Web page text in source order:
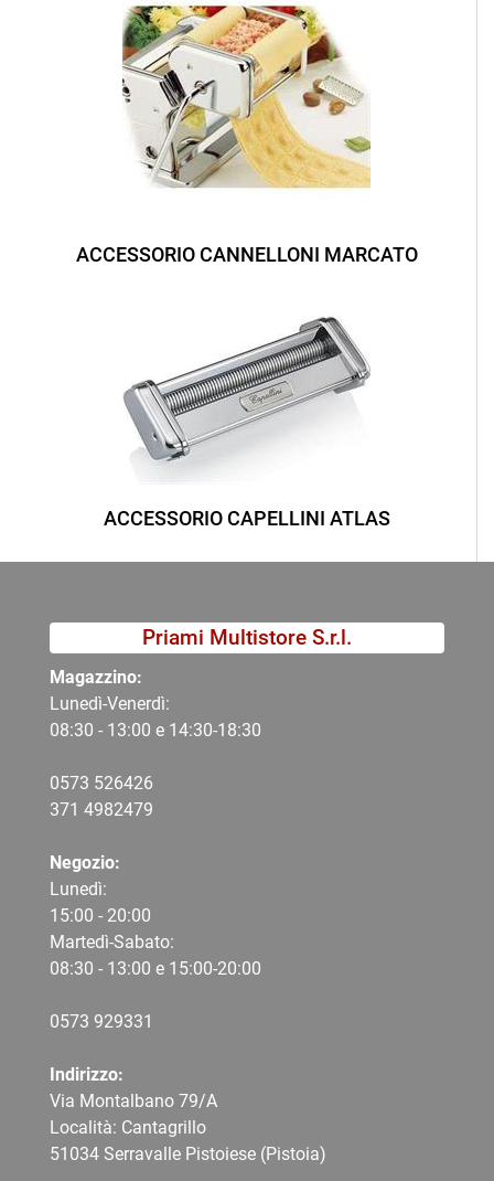
ACCESSORIO CANNELLONI MARCATO
ACCESSORIO CAPELLINI ATLAS
Priami Multistore S.r.l.
Magazzino:
Lunedì-Venerdì:
08:30 - 13:00 e 14:30-18:30
0573 526426
371 4982479
Negozio:
Lunedì:
15:00 - 20:00
Martedì-Sabato:
08:30 - 13:00 e 15:00-20:00
0573 929331
Indirizzo:
Via Montalbano 79/A
Località: Cantagrillo
51034 Serravalle Pistoiese (Pistoia)